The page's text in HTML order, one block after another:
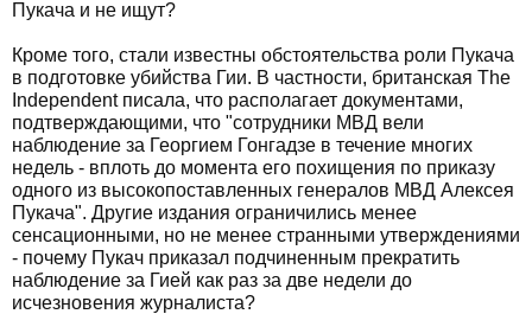
Пукача и не ищут?
Кроме того, стали известны обстоятельства роли Пукача
в подготовке убийства Гии. В частности, британская The
Independent писала, что располагает документами,
подтверждающими, что "сотрудники МВД вели
наблюдение за Георгием Гонгадзе в течение многих
недель - вплоть до момента его похищения по приказу
одного из высокопоставленных генералов МВД Алексея
Пукача". Другие издания ограничились менее
сенсационными, но не менее странными утверждениями
- почему Пукач приказал подчиненным прекратить
наблюдение за Гией как раз за две недели до
исчезновения журналиста?